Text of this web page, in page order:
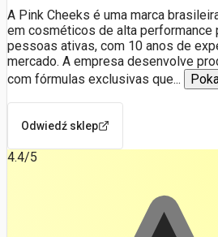
A Pink Cheeks é uma marca
em cosméticos de alta performance
pessoas ativas, com 10 anos de
mercado. A empresa desenvolve
com fórmulas exclusivas que...
Odwiedź sklep
4.4/5